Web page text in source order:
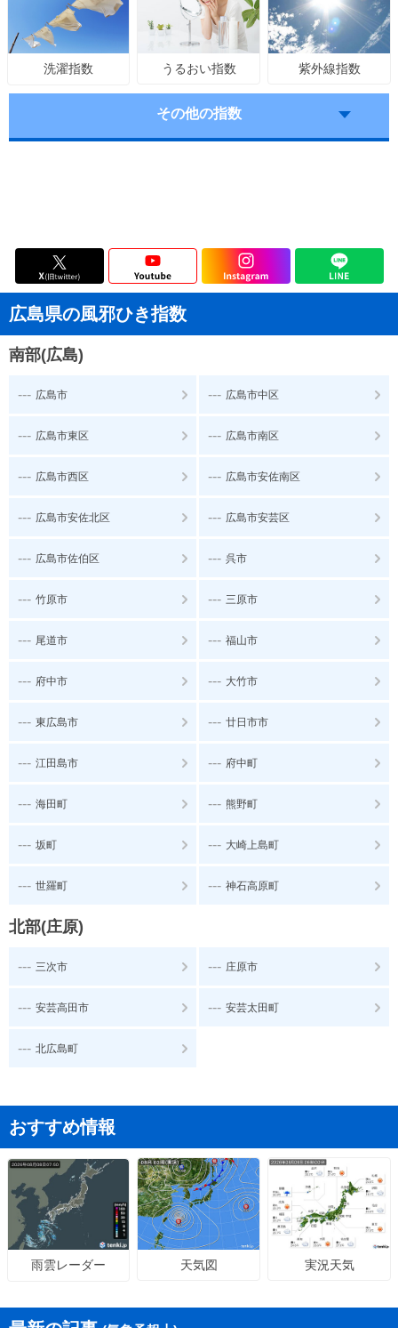
洗濯指数 うるおい指数 紫外線指数
その他の指数
広島県の風邪ひき指数
南部(広島)
--- 広島市 --- 広島市中区
--- 広島市東区 --- 広島市南区
--- 広島市西区 --- 広島市安佐南区
--- 広島市安佐北区 --- 広島市安芸区
--- 広島市佐伯区 --- 呉市
--- 竹原市 --- 三原市
--- 尾道市 --- 福山市
--- 府中市 --- 大竹市
--- 東広島市 --- 廿日市市
--- 江田島市 --- 府中町
--- 海田町 --- 熊野町
--- 坂町 --- 大崎上島町
--- 世羅町 --- 神石高原町
北部(庄原)
--- 三次市 --- 庄原市
--- 安芸高田市 --- 安芸太田町
--- 北広島町
おすすめ情報
雨雲レーダー 天気図 実況天気